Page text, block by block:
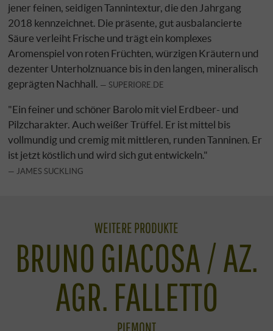
jener feinen, seidigen Tannintextur, die den Jahrgang
2018 kennzeichnet. Die präsente, gut ausbalancierte
Säure verleiht Frische und trägt ein komplexes
Aromenspiel von roten Früchten, würzigen Kräutern und
dezenter Unterholznuance bis in den langen, mineralisch
geprägten Nachhall.
SUPERIORE.DE
"Ein feiner und schöner Barolo mit viel Erdbeer- und
Pilzcharakter. Auch weißer Trüffel. Er ist mittel bis
vollmundig und cremig mit mittleren, runden Tanninen. Er
ist jetzt köstlich und wird sich gut entwickeln."
JAMES SUCKLING
WEITERE PRODUKTE
BRUNO GIACOSA / AZ.
AGR. FALLETTO
PIEMONT